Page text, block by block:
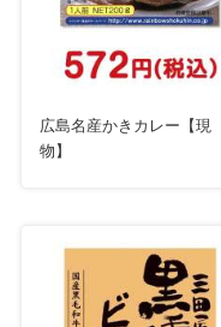
広島名産かきカレー【現
物】